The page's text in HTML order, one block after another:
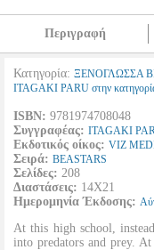
Περιγραφή
Κατηγορία: ΞΕΝΟΓΛΩΣΣΑ
ITAGAKI PARU στην
ISBN: 9781974708048
Συγγραφέας: ITAGAKI
Εκδοτικός οίκος: VIZ
Σειρά: BEASTARS
Σελίδες: 208
Διαστάσεις: 14Χ21
Ημερομηνία Έκδοσης:
At this high school,
into predators and prey.